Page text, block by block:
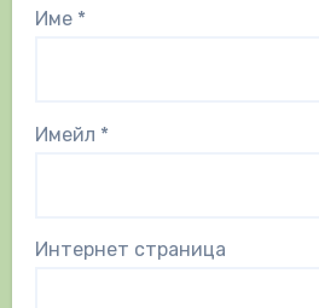
Име *
Имейл *
Интернет страница